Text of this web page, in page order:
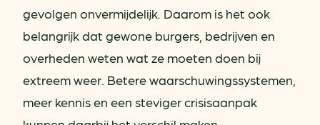
gevolgen onvermijdelijk. Daarom is het ook
belangrijk dat gewone burgers, bedrijven en
overheden weten wat ze moeten doen bij
extreem weer. Betere waarschuwingssystemen,
meer kennis en een steviger crisisaanpak